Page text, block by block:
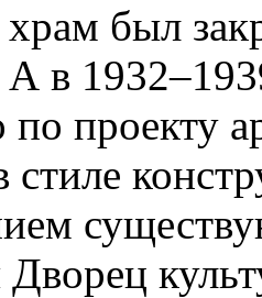
был
в
по проекту
Дворец